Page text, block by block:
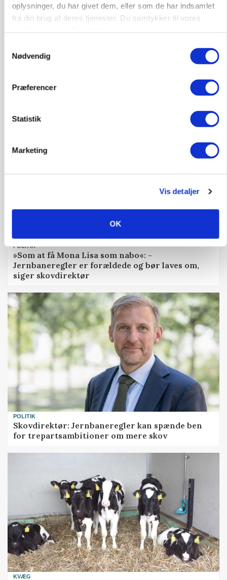
oplysninger, du har givet dem, eller som de har indsamlet
fra din brug af deres tjenester. Du samtykker til vores
Nødvendig
Præferencer
Statistik
Marketing
Vis detaljer
OK
Stærkt år for griseformand: Overskud nærmer
sig 8 mio.
BUSINESS
Danish Agro skifter nøgleprofil i Østdanmark
POLITIK
»Som at få Mona Lisa som nabo«: -
Jernbaneregler er forældede og bør laves om,
siger skovdirektør
POLITIK
Skovdirektør: Jernbaneregler kan spænde ben
for trepartsambitioner om mere skov
KVÆG